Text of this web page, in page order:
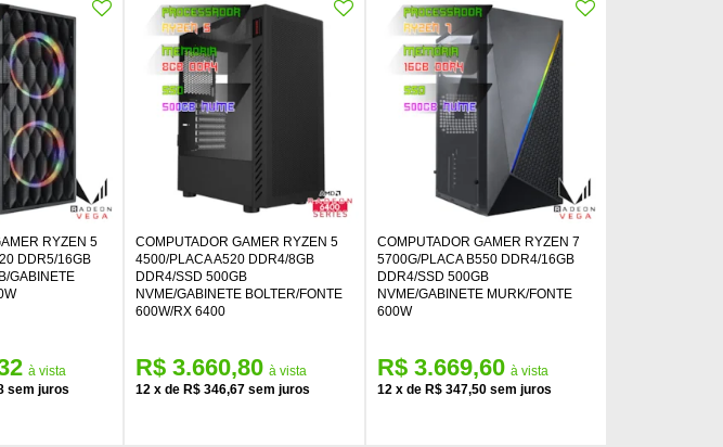
RYZEN 5
DDR5/16GB
GABINETE
COMPUTADOR GAMER RYZEN 5
4500/PLACA A520 DDR4/8GB
DDR4/SSD 500GB
NVME/GABINETE BOLTER/FONTE
600W/RX 6400
12 x de R$ 346,67
R$ 3.660,80
COMPUTADOR GAMER RYZEN 7
5700G/PLACA B550 DDR4/16GB
DDR4/SSD 500GB
NVME/GABINETE MURK/FONTE
600W
12 x de R$ 347,50
R$ 3.669,60